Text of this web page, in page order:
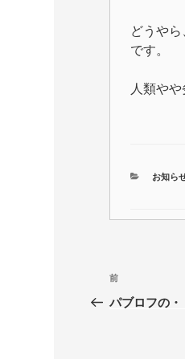
どうや
です。
人類や
カ
お知ら
投
稿
前
の
前
パブロフの・